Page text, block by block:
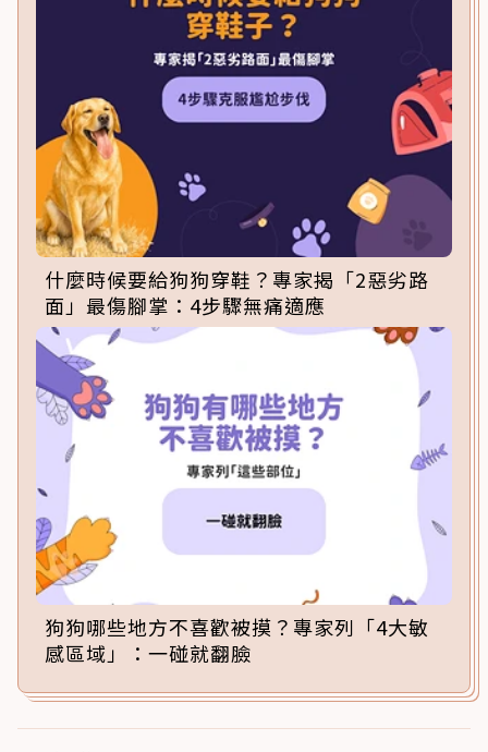
什麼時候要給狗狗穿鞋？專家揭「2惡劣路
面」最傷腳掌：4步驟無痛適應
狗狗哪些地方不喜歡被摸？專家列「4大敏
感區域」：一碰就翻臉